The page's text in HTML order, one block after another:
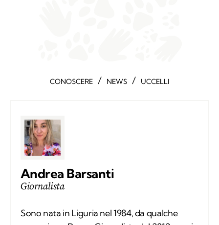
CONOSCERE / NEWS / UCCELLI
Andrea Barsanti
Giornalista
Sono nata in Liguria nel 1984, da qualche